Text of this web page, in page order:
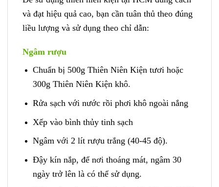
và đạt hiệu quả cao, bạn cần tuân thủ theo đúng
liều lượng và sử dụng theo chỉ dẫn:
Ngâm rượu
Chuẩn bị 500g Thiên Niên Kiện tươi hoặc
300g Thiên Niên Kiện khô.
Rửa sạch với nước rồi phơi khô ngoài nắng
Xếp vào bình thủy tinh sạch
Ngâm với 2 lít rượu trắng (40-45 độ).
Đậy kín nắp, để nơi thoáng mát, ngâm 30
ngày trở lên là có thể sử dụng.